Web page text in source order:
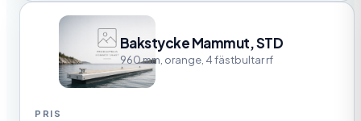
Bakstycke Mammut, STD
960 mm, orange, 4 fästbultar rf